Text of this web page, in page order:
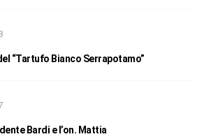
“Tartufo Bianco Serrapotamo”
Bardi e l’on. Mattia